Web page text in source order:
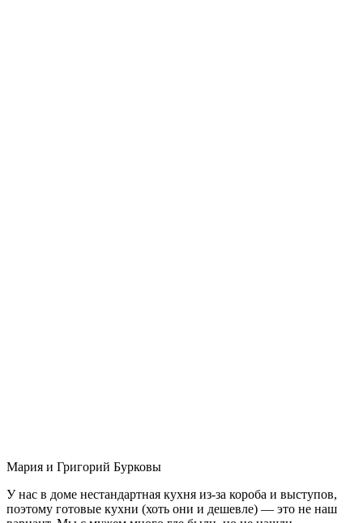
Мария и Григорий Бурковы
У нас в доме нестандартная кухня из-за короба и выступов,
поэтому готовые кухни (хоть они и дешевле) — это не наш